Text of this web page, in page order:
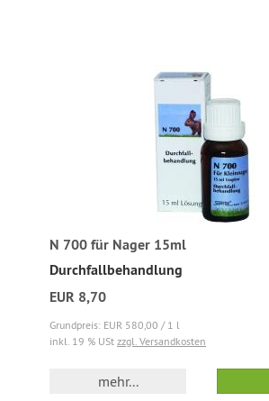
N 700 für Nager 15ml
Durchfallbehandlung
EUR 8,70
Grundpreis: EUR 580,00 / 1 l
inkl. 19 % USt zzgl. Versandkosten
mehr...